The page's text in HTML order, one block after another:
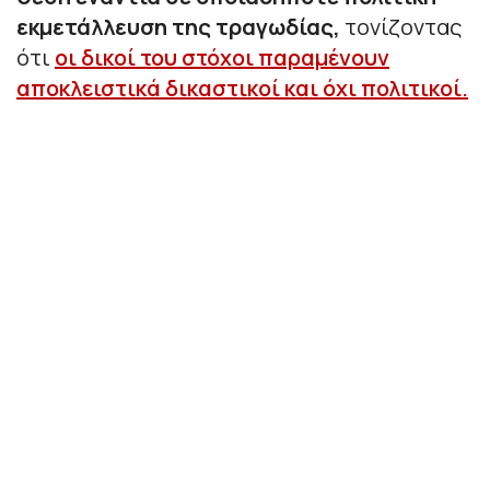
εκμετάλλευση της τραγωδίας, τονίζοντας
ότι οι δικοί του στόχοι παραμένουν
αποκλειστικά δικαστικοί και όχι πολιτικοί.